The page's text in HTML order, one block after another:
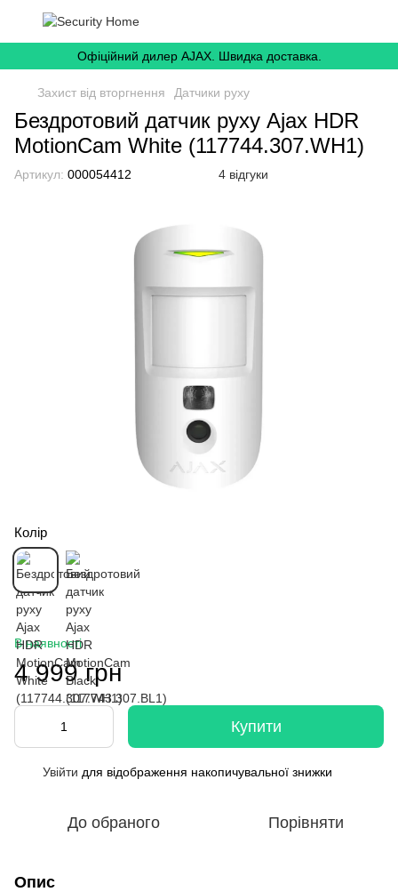
Офіційний дилер AJAX. Швидка доставка.
Захист від вторгнення Датчики руху
Бездротовий датчик руху Ajax HDR
MotionCam White (117744.307.WH1)
Артикул: 000054412 4 відгуки
Колір
В наявності
4 999 грн
Купити
Увійти для відображення накопичувальної знижки
До обраного Порівняти
Опис